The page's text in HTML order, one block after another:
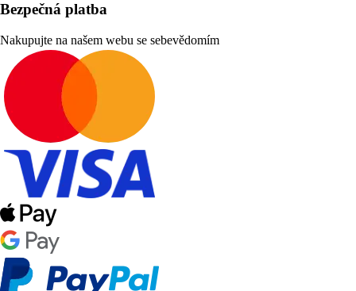
Bezpečná platba
Nakupujte na našem webu se sebevědomím